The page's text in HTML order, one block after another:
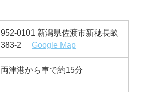
952-0101 新潟県佐渡市新穂長畝
383-2 Google Map
両津港から車で約15分